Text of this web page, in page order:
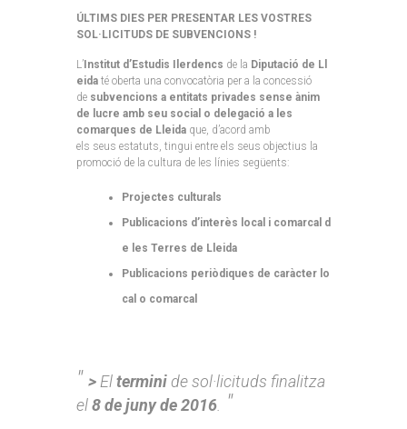
ÚLTIMS DIES PER PRESENTAR LES VOSTRES
SOL·LICITUDS DE SUBVENCIONS !
L’ Institut d’Estudis Ilerdencs de la Diputació de Ll
eida té oberta una convocatòria per a la concessió
de subvencions a entitats privades sense ànim
de lucre amb seu social o delegació a les
comarques de Lleida que, d’acord amb
els seus estatuts, tingui entre els seus objectius la
promoció de la cultura de les línies següents: ­
Projectes culturals
Publicacions d’interès local i comarcal d
e les Terres de Lleida
Publicacions periòdiques de caràcter lo
cal o comarcal
>Elterminide sol·licituds finalitza
el8 de juny de 2016.